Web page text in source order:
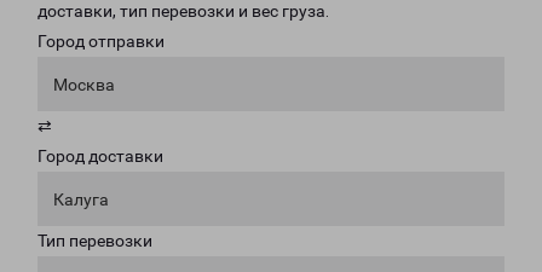
доставки, тип перевозки и вес груза.
Город отправки
Москва
⇄
Город доставки
Калуга
Тип перевозки